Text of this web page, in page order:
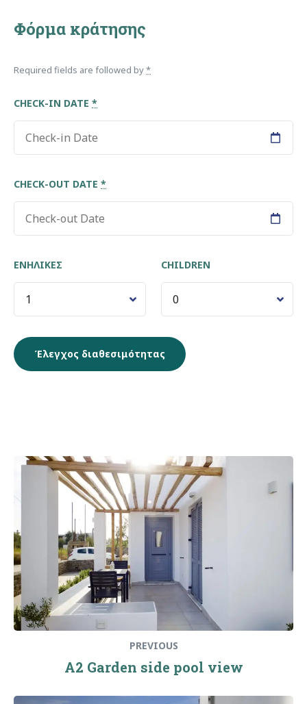
Φόρμα κράτησης
Required fields are followed by*
CHECK-IN DATE *
CHECK-OUT DATE *
ΕΝΉΛΙΚΕΣ CHILDREN
Πλοήγηση
άρθρων
Previous
post:
PREVIOUS
A2 Garden side pool view